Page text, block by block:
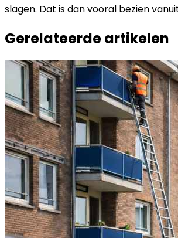
slagen. Dat is dan vooral bezien
Gerelateerde artikelen